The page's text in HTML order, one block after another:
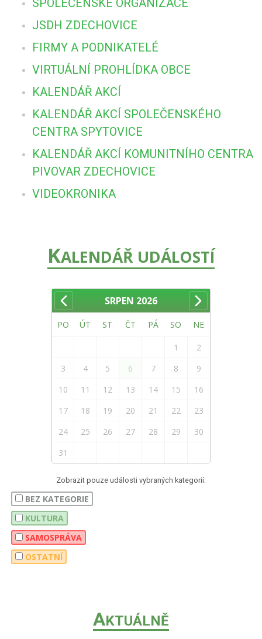
SPOLEČENSKÉ ORGANIZACE
JSDH ZDECHOVICE
FIRMY A PODNIKATELÉ
VIRTUÁLNÍ PROHLÍDKA OBCE
KALENDÁŘ AKCÍ
KALENDÁŘ AKCÍ SPOLEČENSKÉHO
CENTRA SPYTOVICE
KALENDÁŘ AKCÍ KOMUNITNÍHO CENTRA
PIVOVAR ZDECHOVICE
VIDEOKRONIKA
KALENDÁŘ UDÁLOSTÍ
SRPEN 2026
PO ÚT ST ČT PÁ SO NE
1
2
3
4 5 6 7 8
9
10
11 12 13 14 15
16
17
18 19 20 21 22
23
24
25 26 27 28 29
30
31
Zobrazit pouze události vybraných kategorií:
BEZ KATEGORIE
KULTURA
SAMOSPRÁVA
OSTATNÍ
AKTUÁLNĚ